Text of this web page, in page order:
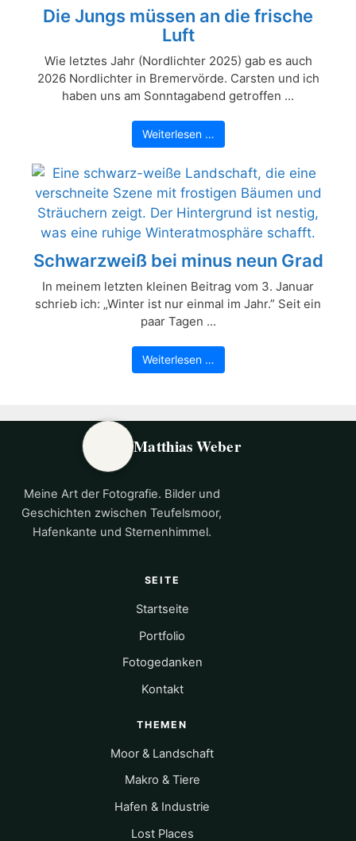
Die Jungs müssen an die frische
Luft
Wie letztes Jahr (Nordlichter 2025) gab es auch
2026 Nordlichter in Bremervörde. Carsten und ich
haben uns am Sonntagabend getroffen ...
Weiterlesen …
Schwarzweiß bei minus neun Grad
In meinem letzten kleinen Beitrag vom 3. Januar
schrieb ich: „Winter ist nur einmal im Jahr.” Seit ein
paar Tagen ...
Weiterlesen …
Matthias Weber
Meine Art der Fotografie. Bilder und
Geschichten zwischen Teufelsmoor,
Hafenkante und Sternenhimmel.
SEITE
Startseite
Portfolio
Fotogedanken
Kontakt
THEMEN
Moor & Landschaft
Makro & Tiere
Hafen & Industrie
Lost Places